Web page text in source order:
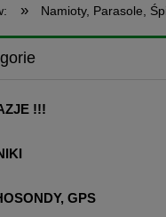
» Namioty, Parasole,
!!!
GPS